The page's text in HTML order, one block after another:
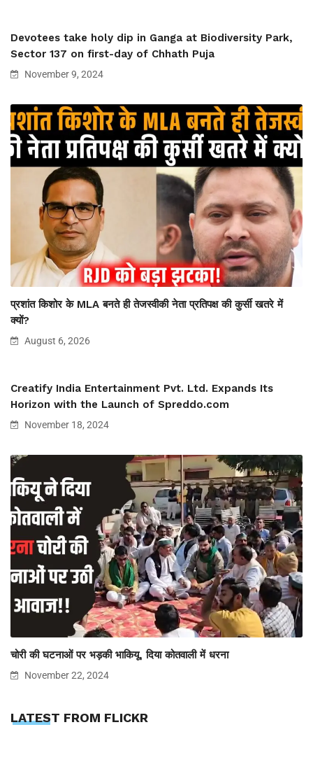
Devotees take holy dip in Ganga at Biodiversity Park,
Sector 137 on first-day of Chhath Puja
November 9, 2024
प्रशांत किशोर के MLA बनते ही तेजस्वीकी नेता प्रतिपक्ष की कुर्सी खतरे में
क्यों?
August 6, 2026
Creatify India Entertainment Pvt. Ltd. Expands Its
Horizon with the Launch of Spreddo.com
November 18, 2024
चोरी की घटनाओं पर भड़की भाकियू, दिया कोतवाली में धरना
November 22, 2024
LATEST FROM FLICKR